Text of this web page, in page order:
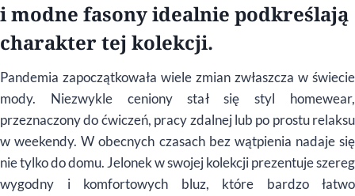
i modne fasony idealnie podkreślają
charakter tej kolekcji.
Pandemia zapoczątkowała wiele zmian zwłaszcza w świecie
mody. Niezwykle ceniony stał się styl homewear,
przeznaczony do ćwiczeń, pracy zdalnej lub po prostu relaksu
w weekendy. W obecnych czasach bez wątpienia nadaje się
nie tylko do domu. Jelonek w swojej kolekcji prezentuje szereg
wygodny i komfortowych bluz, które bardzo łatwo